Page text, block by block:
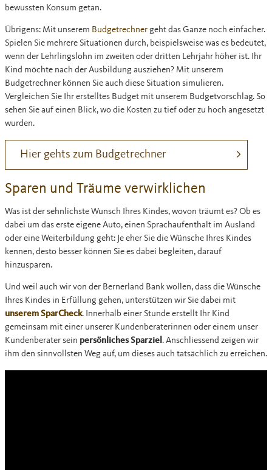
bewussten Konsum getan.
Übrigens: Mit unserem Budgetrechner geht das Ganze noch einfacher.
Spielen Sie mehrere Situationen durch, beispielsweise was es bedeutet,
wenn der Lehrlingslohn im zweiten oder dritten Lehrjahr höher ist. Ihr
Kind möchte nach der Ausbildung ausziehen? Mit unserem
Budgetrechner können Sie auch diese Situation simulieren.
Vergleichen Sie Ihr erstelltes Budget mit unserem Budgetvorschlag. So
sehen Sie auf einen Blick, wo die Kosten zu tief oder zu hoch angesetzt
wurden.
Hier gehts zum Budgetrechner
Sparen und Träume verwirklichen
Was ist der sehnlichste Wunsch Ihres Kindes, wovon träumt es? Ob es
dabei um das erste eigene Auto, einen Sprachaufenthalt im Ausland
oder eine Weiterbildung geht: Je eher Sie die Wünsche Ihres Kindes
kennen, desto besser können Sie es dabei begleiten, darauf
hinzusparen.
Und weil auch wir von der Bernerland Bank wollen, dass die Wünsche
Ihres Kindes in Erfüllung gehen, unterstützen wir Sie dabei mit
unserem SparCheck. Innerhalb einer Stunde erstellt Ihr Kind
gemeinsam mit einer unserer Kundenberaterinnen oder einem unser
Kundenberater sein persönliches Sparziel. Anschliessend zeigen wir
ihm den sinnvollsten Weg auf, um dieses auch tatsächlich zu erreichen.